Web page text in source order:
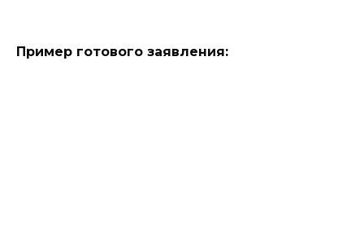
Пример готового заявления: